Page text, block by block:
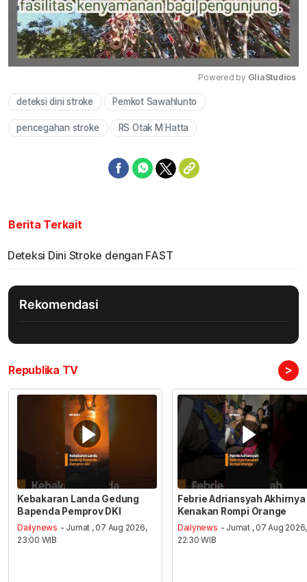
Powered by GliaStudios
deteksi dini stroke Pemkot Sawahlunto
pencegahan stroke RS Otak M Hatta
Berita Terkait
Deteksi Dini Stroke dengan FAST
Rekomendasi
Republika TV >
Kebakaran Landa Gedung
Bapenda Pemprov DKI
Dailynews - Jumat , 07 Aug 2026,
23:00 WIB
Febrie Adriansyah Akhirnya
Kenakan Rompi Orange
Dailynews - Jumat , 07 Aug 2026,
22:30 WIB